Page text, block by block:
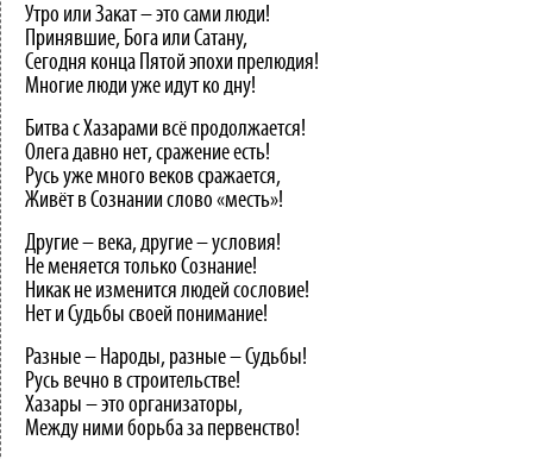
Утро или Закат – это сами люди!
Принявшие, Бога или Сатану,
Сегодня конца Пятой эпохи прелюдия!
Многие люди уже идут ко дну!
Битва с Хазарами всё продолжается!
Олега давно нет, сражение есть!
Русь уже много веков сражается,
Живёт в Сознании слово «месть»!
Другие – века, другие – условия!
Не меняется только Сознание!
Никак не изменится людей сословие!
Нет и Судьбы своей понимание!
Разные – Народы, разные – Судьбы!
Русь вечно в строительстве!
Хазары – это организаторы,
Между ними борьба за первенство!